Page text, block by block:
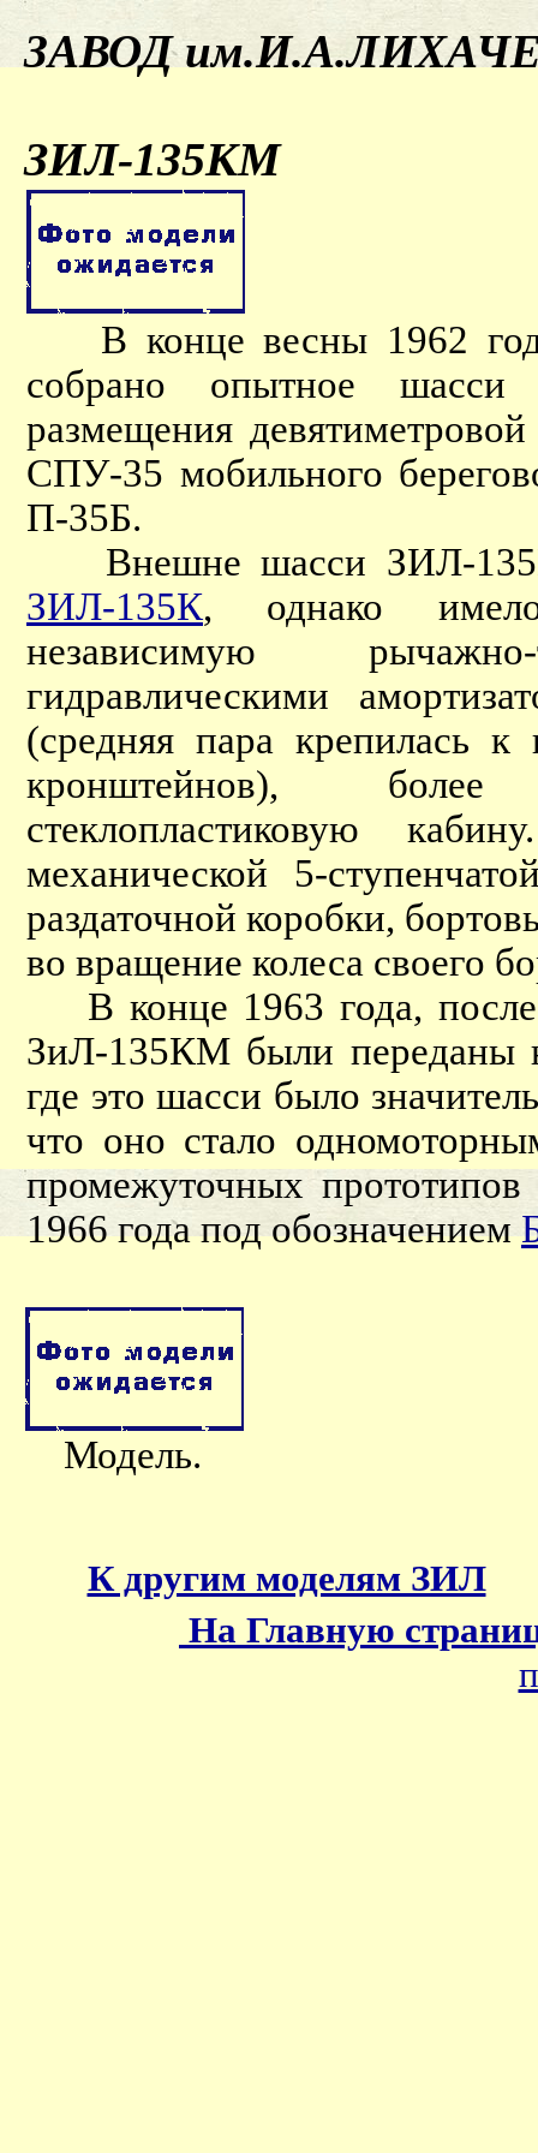
ЗАВОД
ЗИЛ-135КМ
В конце весны 1962
собрано опытное шасси
размещения
СПУ-35 мобильного
П-35Б.
Внешне шасси ЗИЛ-
ЗИЛ-135К, однако
независимую
гидравлическими
(средняя пара крепилась
кронштейнов),
стеклопластиковую
механической 5-
раздаточной коробки,
во вращение колеса своего
В конце 1963 года, после
ЗиЛ-135КМ были переданы
где это шасси было
что оно стало
промежуточных
1966 года под обозначением
Модель.
К другим моделям ЗИЛ
На Главную